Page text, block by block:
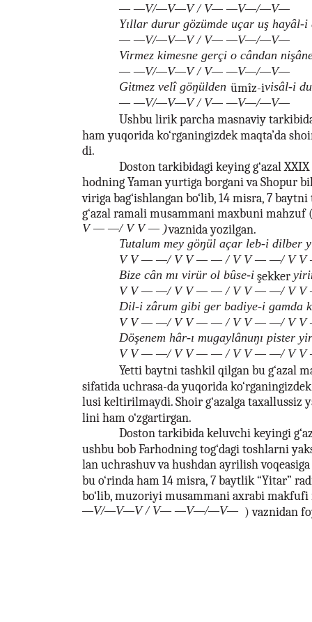
— —V/—V—V / V— —V—/—V—
Yıllar durur gözümde uçar uş hayâl-
— —V/—V—V / V— —V—/—V—
Virmez kimesne gerçi o cândan
— —V/—V—V / V— —V—/—V—
Gitmez velî göŋülden ümîz-ivisâl-i
— —V/—V—V / V— —V—/—V—
Ushbu lirik parcha masnaviy
ham yuqorida ko‘rganingizdek maqta’da
di.
Doston tarkibidagi keying g‘azal
hodning Yaman yurtiga borgani va Shopur
viriga bag‘ishlangan bo‘lib, 14 misra, 7
g‘azal ramali musammani maxbuni mahzuf
V — —/ V V — )vaznida yozilgan.
Tutalum mey göŋül açar leb-i dilber
V V — —/ V V — — / V V — —/ V V
Bize cân mı virür ol bûse-i şekker
V V — —/ V V — — / V V — —/ V V
Dil-i zârum gibi ger badiye-i gamda
V V — —/ V V — — / V V — —/ V V
Döşenem hâr-ı mugaylânuŋı pister
V V — —/ V V — — / V V — —/ V V
Yetti baytni tashkil qilgan bu g‘azal
sifatida uchrasa-da yuqorida
lusi keltirilmaydi. Shoir g‘azalga taxallussiz
lini ham o‘zgartirgan.
Doston tarkibida keluvchi keyingi
ushbu bob Farhodning tog‘dagi toshlarni
lan uchrashuv va hushdan ayrilish voqeasiga
bu o‘rinda ham 14 misra, 7 baytlik “Yitar”
bo‘lib, muzoriyi musammani axrabi
—V/—V—V / V— —V—/—V— ) vaznidan